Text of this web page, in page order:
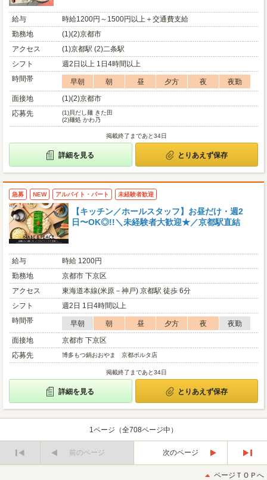
給与
時給1200円～1500円以上＋交通費支給
勤務地
(1)(2)京都市
アクセス
(1)京都駅 (2)二条駅
シフト
週2日以上 1日4時間以上
時間帯
早朝 朝 昼 夕方 夜
夜勤
面接地
(1)(2)京都市
応募先
(1)貝だし麺 きた田
(2)麺処 かわ乃
掲載終了まであと34日
詳細を見る とりあえず保存
急募 NEW アルバイト・パート 未経験者歓迎
【キッチン／ホールスタッフ】お昼だけ・週2
日〜OK◎!!＼未経験者大歓迎★／京都駅直結
給与
時給 1200円
勤務地
京都市 下京区
アクセス
東海道本線(米原－神戸) 京都駅 徒歩 6分
シフト
週2日 1日4時間以上
時間帯
早朝 朝 昼 夕方 夜
夜勤
面接地
京都市 下京区
応募先
博多もつ鍋おおやま 京都ポルタ店
掲載終了まであと34日
詳細を見る とりあえず保存
1ページ（全708ページ中）
前のページ
次のページ
後
ページＴＯＰへ